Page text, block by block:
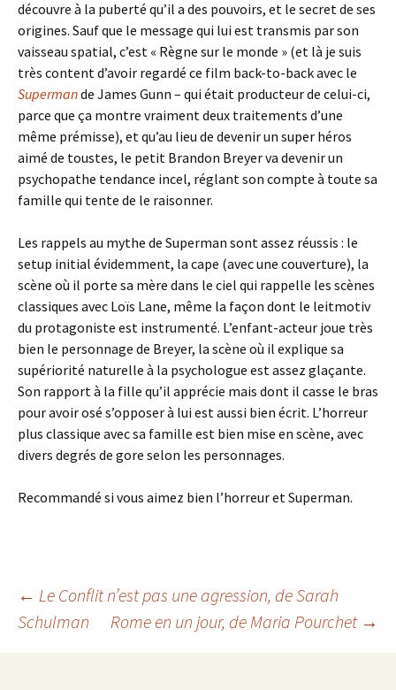
découvre à la puberté qu’il a des pouvoirs, et le secret de ses
origines. Sauf que le message qui lui est transmis par son
vaisseau spatial, c’est « Règne sur le monde » (et là je suis
très content d’avoir regardé ce film back-to-back avec le
Supermande James Gunn – qui était producteur de celui-ci,
parce que ça montre vraiment deux traitements d’une
même prémisse), et qu’au lieu de devenir un super héros
aimé de toustes, le petit Brandon Breyer va devenir un
psychopathe tendance incel, réglant son compte à toute sa
famille qui tente de le raisonner.
Les rappels au mythe de Superman sont assez réussis : le
setup initial évidemment, la cape (avec une couverture), la
scène où il porte sa mère dans le ciel qui rappelle les scènes
classiques avec Loïs Lane, même la façon dont le leitmotiv
du protagoniste est instrumenté. L’enfant-acteur joue très
bien le personnage de Breyer, la scène où il explique sa
supériorité naturelle à la psychologue est assez glaçante.
Son rapport à la fille qu’il apprécie mais dont il casse le bras
pour avoir osé s’opposer à lui est aussi bien écrit. L’horreur
plus classique avec sa famille est bien mise en scène, avec
divers degrés de gore selon les personnages.
Recommandé si vous aimez bien l’horreur et Superman.
Navigation
des
← Le Conflit n’est pas une agression, de Sarah
Schulman
Rome en un jour, de Maria Pourchet →